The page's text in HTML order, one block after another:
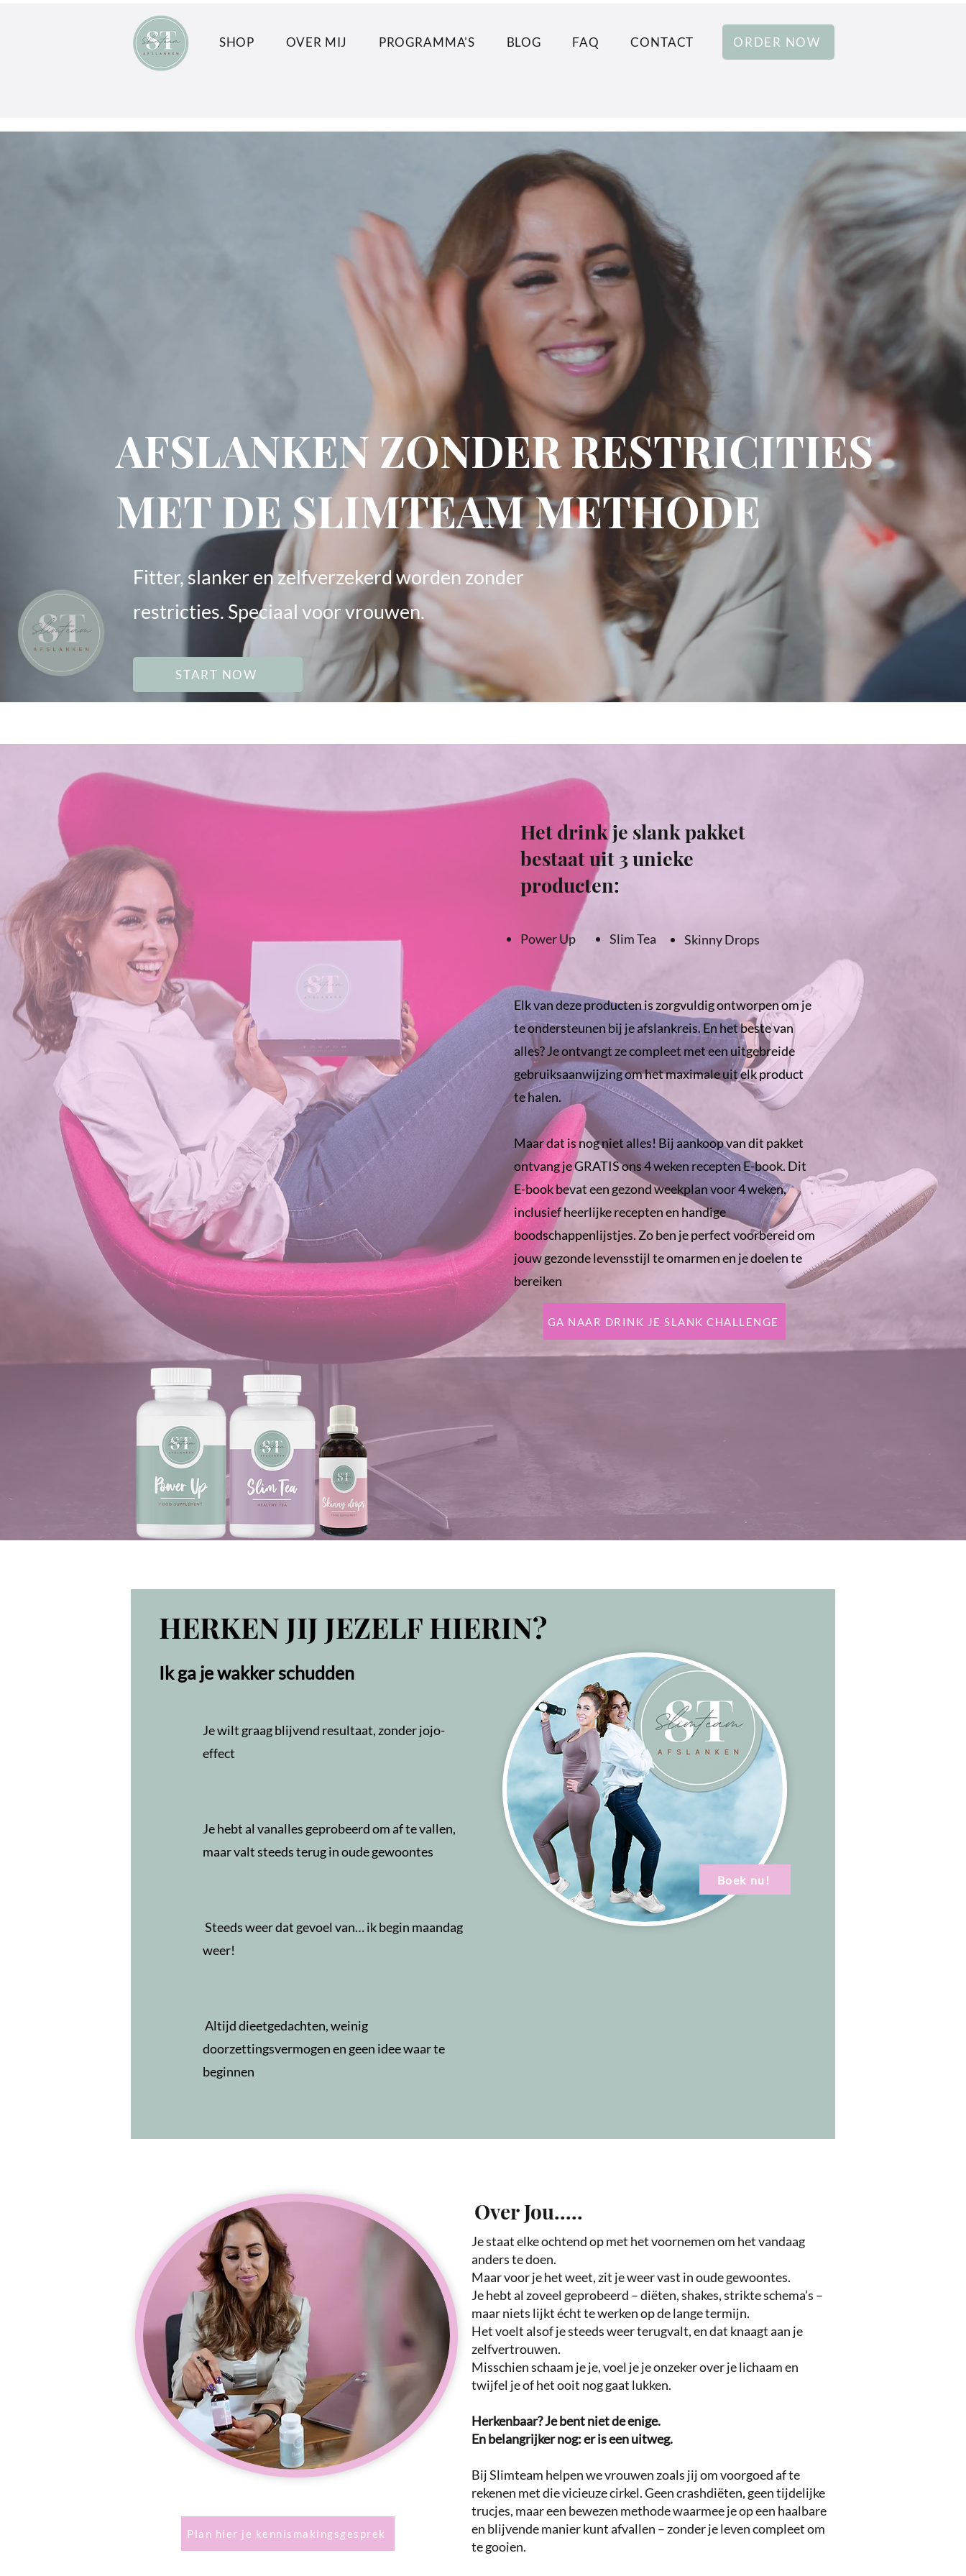
SHOP OVER MIJ PROGRAMMA'S BLOG FAQ CONTACT ORDER NOW
AFSLANKEN ZONDER RESTRICITIES
MET DE SLIMTEAM METHODE
Fitter, slanker en zelfverzekerd worden zonder
restricties. Speciaal voor vrouwen.
START NOW
Het drink je slank pakket
bestaat uit 3 unieke
producten:
Power Up Slim Tea Skinny Drops
Elk van deze producten is zorgvuldig ontworpen om je
te ondersteunen bij je afslankreis. En het beste van
alles? Je ontvangt ze compleet met een uitgebreide
gebruiksaanwijzing om het maximale uit elk product
te halen.
Maar dat is nog niet alles! Bij aankoop van dit pakket
ontvang je GRATIS ons 4 weken recepten E-book. Dit
E-book bevat een gezond weekplan voor 4 weken,
inclusief heerlijke recepten en handige
boodschappenlijstjes. Zo ben je perfect voorbereid om
jouw gezonde levensstijl te omarmen en je doelen te
bereiken
GA NAAR DRINK JE SLANK CHALLENGE
HERKEN JIJ JEZELF HIERIN?
Ik ga je wakker schudden
Je wilt graag blijvend resultaat, zonder jojo-
effect
Je hebt al vanalles geprobeerd om af te vallen,
maar valt steeds terug in oude gewoontes
Steeds weer dat gevoel van… ik begin maandag
weer!
Altijd dieetgedachten, weinig
doorzettingsvermogen en geen idee waar te
beginnen
Boek nu!
Over Jou.....
Je staat elke ochtend op met het voornemen om het vandaag
anders te doen.
Maar voor je het weet, zit je weer vast in oude gewoontes.
Je hebt al zoveel geprobeerd – diëten, shakes, strikte schema’s –
maar niets lijkt écht te werken op de lange termijn.
Het voelt alsof je steeds weer terugvalt, en dat knaagt aan je
zelfvertrouwen.
Misschien schaam je je, voel je je onzeker over je lichaam en
twijfel je of het ooit nog gaat lukken.
Herkenbaar? Je bent niet de enige.
En belangrijker nog: er is een uitweg.
Bij Slimteam helpen we vrouwen zoals jij om voorgoed af te
rekenen met die vicieuze cirkel. Geen crashdiëten, geen tijdelijke
trucjes, maar een bewezen methode waarmee je op een haalbare
en blijvende manier kunt afvallen – zonder je leven compleet om
te gooien.
Plan hier je kennismakingsgesprek